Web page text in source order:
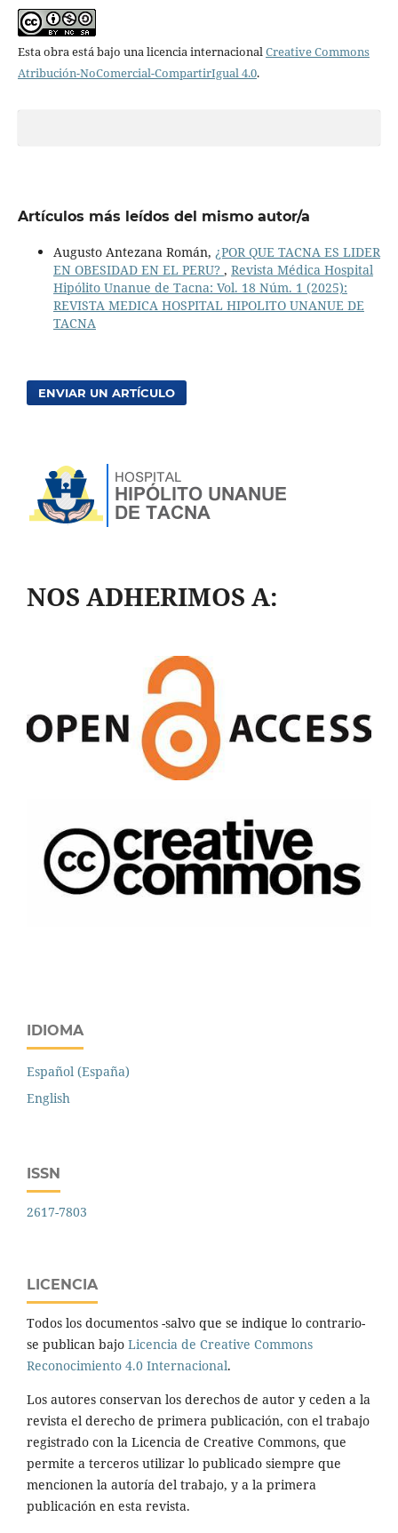
Esta obra está bajo una licencia internacionalCreative Commons
Atribución-NoComercial-CompartirIgual 4.0.
Artículos más leídos del mismo autor/a
Augusto Antezana Román, ¿POR QUE TACNA ES LIDER
EN OBESIDAD EN EL PERU? , Revista Médica Hospital
Hipólito Unanue de Tacna: Vol. 18 Núm. 1 (2025):
REVISTA MEDICA HOSPITAL HIPOLITO UNANUE DE
TACNA
ENVIAR UN ARTÍCULO
NOS ADHERIMOS A:
IDIOMA
Español (España)
English
ISSN
2617-7803
LICENCIA
Todos los documentos -salvo que se indique lo contrario-
se publican bajo Licencia de Creative Commons
Reconocimiento 4.0 Internacional.
Los autores conservan los derechos de autor y ceden a la
revista el derecho de primera publicación, con el trabajo
registrado con la Licencia de Creative Commons, que
permite a terceros utilizar lo publicado siempre que
mencionen la autoría del trabajo, y a la primera
publicación en esta revista.